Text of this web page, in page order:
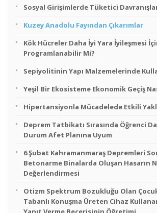
Sosyal Girişimlerde Tüketici
Kuzey Anadolu Fayından Çıkarımlar
Kök Hücreler Daha İyi Yara İyileşmesi
Programlanabilir Mi?
Sepiyolitinin Yapı Malzemelerinde
Yeşil Bir Ekosisteme Ekonomik Geçiş
Hipertansiyonla Mücadelede Etkili
Deprem Tatbikatı Sırasında Öğrenci
Durum Afet Planına Uyum
6 Şubat Kahramanmaraş Depremleri
Betonarme Binalarda Oluşan Hasarın
Değerlendirmesi
Otizm Spektrum Bozukluğu Olan
Tabanlı Konuşma Üreten Cihaz